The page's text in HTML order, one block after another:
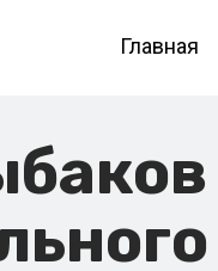
Главная